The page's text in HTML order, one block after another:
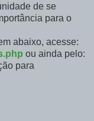
de se
para o
abaixo, acesse:
ou ainda pelo:
para